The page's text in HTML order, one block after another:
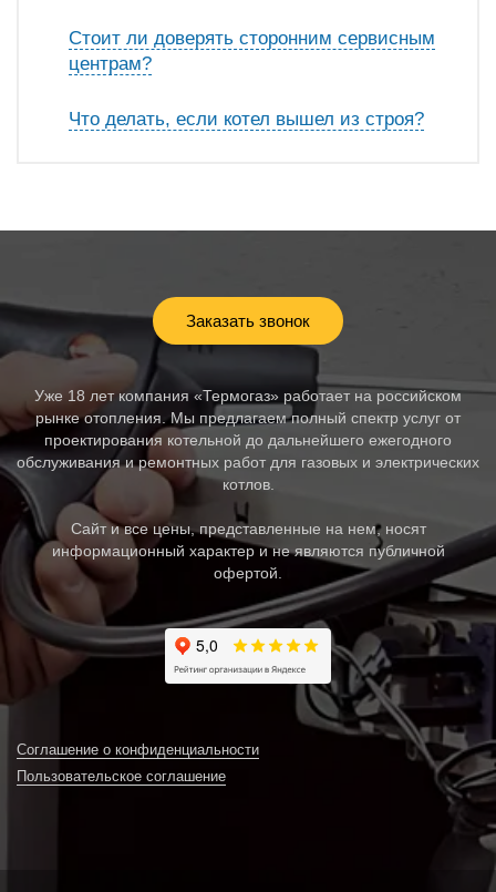
Стоит ли доверять сторонним сервисным
центрам?
Что делать, если котел вышел из строя?
Заказать звонок
Уже 18 лет компания «Термогаз» работает на российском
рынке отопления. Мы предлагаем полный спектр услуг от
проектирования котельной до дальнейшего ежегодного
обслуживания и ремонтных работ для газовых и электрических
котлов.
Сайт и все цены, представленные на нем, носят
информационный характер и не являются публичной
офертой.
Соглашение о конфиденциальности
Пользовательское соглашение